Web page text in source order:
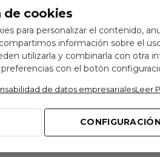
de cookies
para personalizar el contenido,
información sobre el
utilizarla y combinarla con otra
con el botón
de datos empresarialesLeer
CONFIGURACIÓN